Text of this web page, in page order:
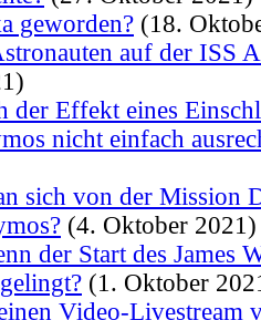
geworden? (18.
auf der ISS
der Effekt eines
nicht einfach
sich von der Mission
(4. Oktober 2021)
der Start des James
(1. Oktober
Video-Livestream